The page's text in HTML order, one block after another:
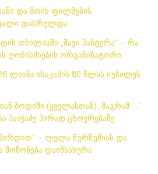
და მთის ფილმების
დასრულდა
თბილისში „შავი პანტერა“ – რა
ღონისძიების ორგანიზატორი
ლიანა ისაკაძის 80 წლის იუბილეს
ბოდიში (ყველასთან), მაგრამ…“
პაიჭაძე პირად ცხოვრებაზე
– ლელა წურწუმიას და
მოწონება დაიმსახურა